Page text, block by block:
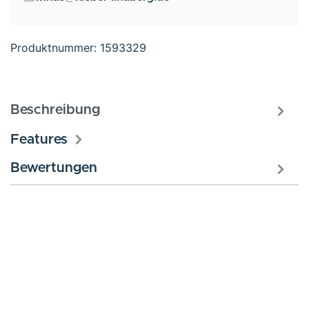
Produktnummer: 1593329
Beschreibung
Features
Bewertungen